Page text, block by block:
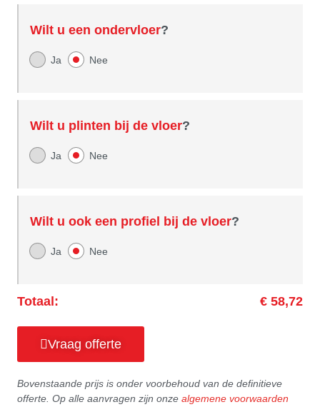
Wilt u een ondervloer?
Ja Nee
Wilt u plinten bij de vloer?
Ja Nee
Wilt u ook een profiel bij de vloer?
Ja Nee
Totaal: € 58,72
Vraag offerte
Bovenstaande prijs is onder voorbehoud van de definitieve
offerte. Op alle aanvragen zijn onze algemene voorwaarden